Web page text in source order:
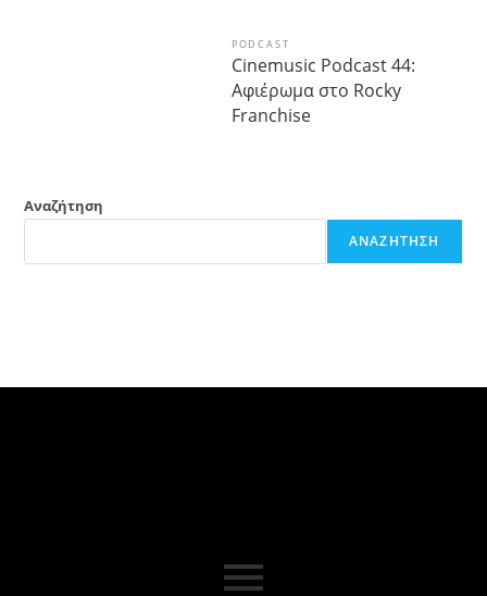
PODCAST
Cinemusic Podcast 44:
Αφιέρωμα στο Rocky
Franchise
Αναζήτηση
ΑΝΑΖΉΤΗΣΗ